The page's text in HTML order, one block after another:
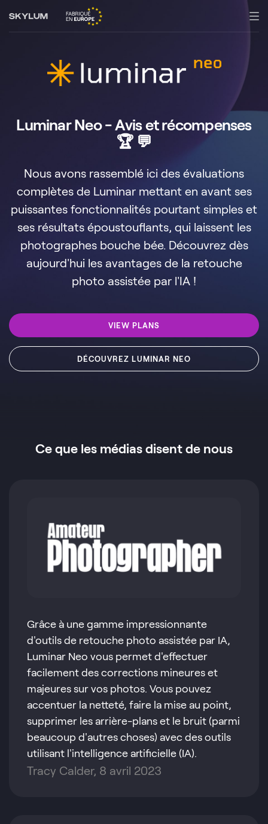
Luminar Neo - Avis et récompenses
🏆 💬
Nous avons rassemblé ici des évaluations
complètes de Luminar mettant en avant ses
puissantes fonctionnalités pourtant simples et
ses résultats époustouflants, qui laissent les
photographes bouche bée. Découvrez dès
aujourd'hui les avantages de la retouche
photo assistée par l'IA !
VIEW PLANS
DÉCOUVREZ LUMINAR NEO
Ce que les médias disent de nous
Grâce à une gamme impressionnante
d'outils de retouche photo assistée par IA,
Luminar Neo vous permet d'effectuer
facilement des corrections mineures et
majeures sur vos photos. Vous pouvez
accentuer la netteté, faire la mise au point,
supprimer les arrière-plans et le bruit (parmi
beaucoup d'autres choses) avec des outils
utilisant l'intelligence artificielle (IA).
Tracy Calder, 8 avril 2023